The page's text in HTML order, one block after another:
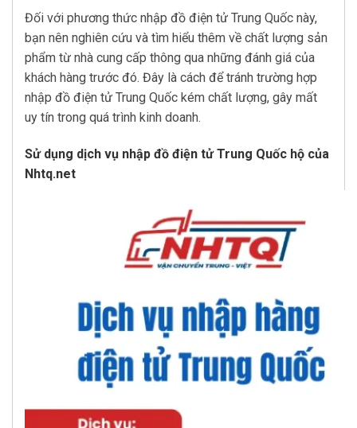
Đối với phương thức nhập đồ điện tử Trung Quốc này,
bạn nên nghiên cứu và tìm hiểu thêm về chất lượng sản
phẩm từ nhà cung cấp thông qua những đánh giá của
khách hàng trước đó. Đây là cách để tránh trường hợp
nhập đồ điện tử Trung Quốc kém chất lượng, gây mất
uy tín trong quá trình kinh doanh.
Sử dụng dịch vụ nhập đồ điện tử Trung Quốc hộ của
Nhtq.net